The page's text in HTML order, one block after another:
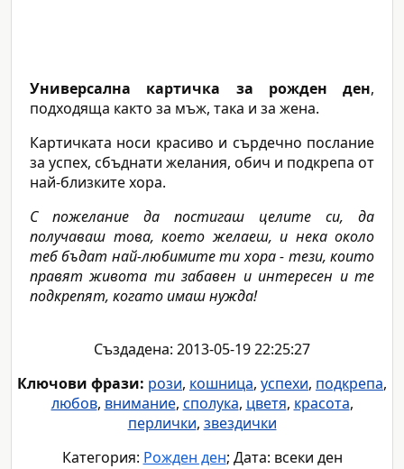
Универсална картичка за рожден ден,
подходяща както за мъж, така и за жена.
Картичката носи красиво и сърдечно послание
за успех, сбъднати желания, обич и подкрепа от
най-близките хора.
С пожелание да постигаш целите си, да
получаваш това, което желаеш, и нека около
теб бъдат най-любимите ти хора - тези, които
правят живота ти забавен и интересен и те
подкрепят, когато имаш нужда!
Създадена: 2013-05-19 22:25:27
Ключови фрази: рози, кошница, успехи, подкрепа,
любов, внимание, сполука, цветя, красота,
перлички, звездички
Категория: Рожден ден; Дата: всеки ден